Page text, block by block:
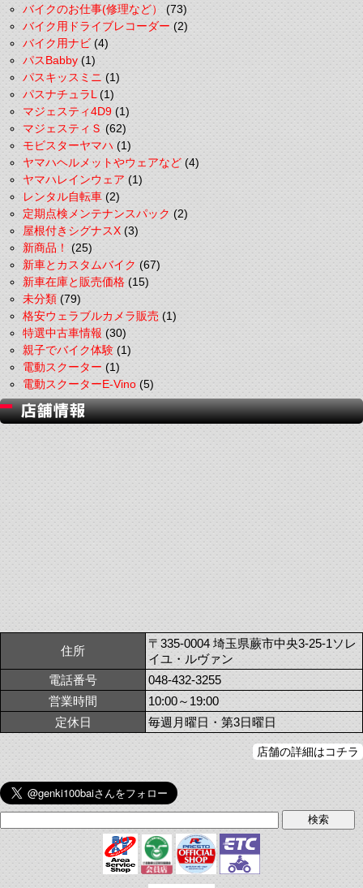
バイクのお仕事(修理など）(73)
バイク用ドライブレコーダー(2)
バイク用ナビ(4)
パスBabby(1)
パスキッスミニ(1)
パスナチュラL(1)
マジェスティ4D9(1)
マジェスティＳ(62)
モビスターヤマハ(1)
ヤマハヘルメットやウェアなど(4)
ヤマハレインウェア(1)
レンタル自転車(2)
定期点検メンテナンスパック(2)
屋根付きシグナスX(3)
新商品！(25)
新車とカスタムバイク(67)
新車在庫と販売価格(15)
未分類(79)
格安ウェラブルカメラ販売(1)
特選中古車情報(30)
親子でバイク体験(1)
電動スクーター(1)
電動スクーターE-Vino(5)
住所
〒335-0004 埼玉県蕨市中央3-25-1ソレ
イユ・ルヴァン
電話番号
048-432-3255
営業時間
10:00～19:00
定休日
毎週月曜日・第3日曜日
店舗の詳細はコチラ